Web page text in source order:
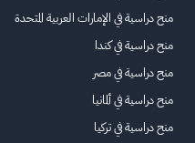
منح دراسية في الإمارات العربية المتحدة
منح دراسية في كندا
منح دراسية في مصر
منح دراسية في ألمانيا
منح دراسية في تركيا